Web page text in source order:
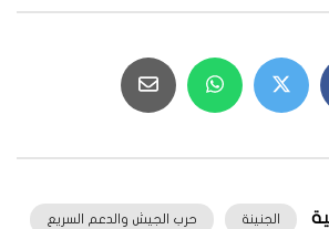
الجنينة حرب الجيش والدعم السريع